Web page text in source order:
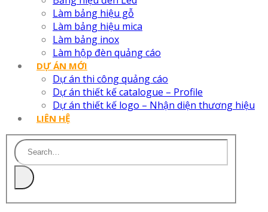
Làm bảng hiệu gỗ
Làm bảng hiệu mica
Làm bảng inox
Làm hộp đèn quảng cáo
DỰ ÁN MỚI
Dự án thi công quảng cáo
Dự án thiết kế catalogue – Profile
Dự án thiết kế logo – Nhận diện thương hiệu
LIÊN HỆ